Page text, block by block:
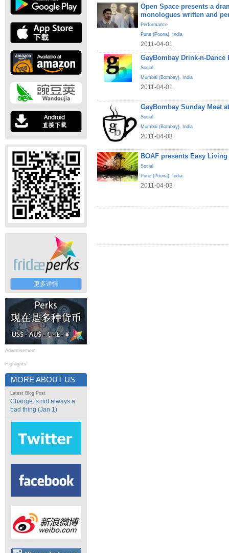
更多详情
Advertisement
Highlights
MORE ABOUT US
Latest Blog Post
Change is not always a
bad thing (Jan 1)
Open Space presents a
monologues written and
Performance
Pune (Poona), India
2011-04-01
GayBombay Drink-n-Dance
Social
Mumbai (Bombay), India
2011-04-01
GayBombay Sunday Meet
Social
Mumbai (Bombay), India
2011-04-03
BOAF presents Easy
Social
Pune (Poona), India
2011-04-03